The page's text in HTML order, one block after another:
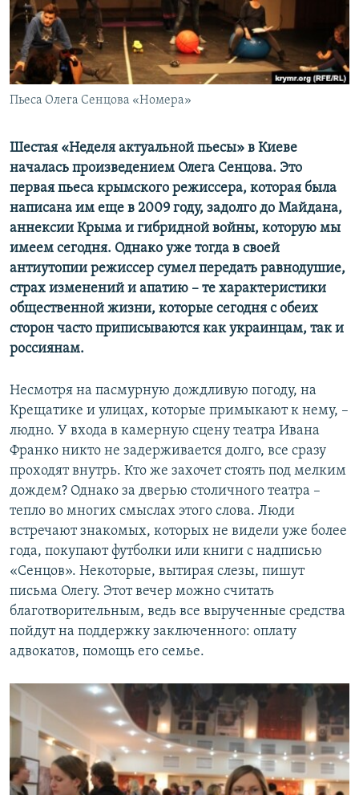
ПОБЕДИТЕЛЕЙ НЕ СУДЯТ?
КРЫМ.НЕПОКОРЕННЫЙ
ELIFBE
УКРАИНСКАЯ ПРОБЛЕМА КРЫМА
ПРИСОЕДИНЯЙТЕСЬ!
Пьеса Олега Сенцова «Номера»
Шестая «Неделя актуальной пьесы» в Киеве
началась произведением Олега Сенцова. Это
первая пьеса крымского режиссера, которая была
написана им еще в 2009 году, задолго до Майдана,
аннексии Крыма и гибридной войны, которую мы
имеем сегодня. Однако уже тогда в своей
антиутопии режиссер сумел передать равнодушие,
страх изменений и апатию – те характеристики
общественной жизни, которые сегодня с обеих
сторон часто приписываются как украинцам, так и
россиянам.
Несмотря на пасмурную дождливую погоду, на
Крещатике и улицах, которые примыкают к нему, –
людно. У входа в камерную сцену театра Ивана
Франко никто не задерживается долго, все сразу
проходят внутрь. Кто же захочет стоять под мелким
дождем? Однако за дверью столичного театра –
тепло во многих смыслах этого слова. Люди
встречают знакомых, которых не видели уже более
года, покупают футболки или книги с надписью
«Сенцов». Некоторые, вытирая слезы, пишут
письма Олегу. Этот вечер можно считать
благотворительным, ведь все вырученные средства
пойдут на поддержку заключенного: оплату
адвокатов, помощь его семье.